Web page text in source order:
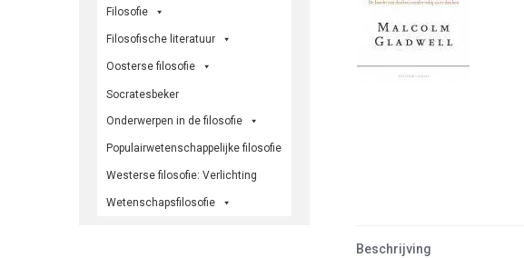
Beschrijving
Filosofie
Filosofische literatuur
Oosterse filosofie
Socratesbeker
Onderwerpen in de filosofie
Populairwetenschappelijke filosofie
Westerse filosofie: Verlichting
Wetenschapsfilosofie